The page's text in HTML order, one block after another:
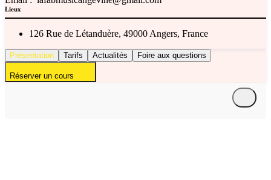
Lieux
126 Rue de Létanduère, 49000 Angers, France
Présentation Tarifs Actualités Foire aux questions
Réserver un cours